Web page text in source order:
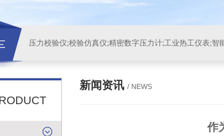
新闻资讯 / NEWS
作